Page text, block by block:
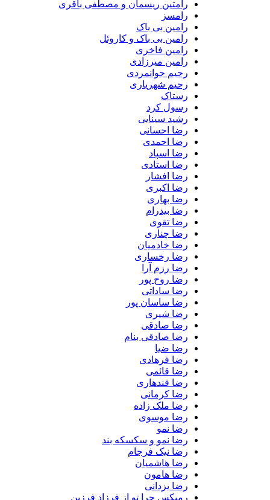
رامتین ریسمان و مصطفی باقری
رامسز
رامین بی باک
رامین بی باک و کاروئل
رامین فاخری
رامین میرزادی
رحیم جوانمردی
رحیم شهریاری
رستاک
رسول کرد
رشید سینایی
رضا احسانی
رضا احمدی
رضا اسپاد
رضا استادی
رضا افشار
رضا اکبری
رضا بهاری
رضا بیدرام
رضا تقوی
رضا چناری
رضا خادمیان
رضا رخساری
رضا رزم آرا
رضا روح پور
رضا ساداتی
رضا ساسان پور
رضا شیری
رضا صادقی
رضا صادقی بنام
رضا ضیا
رضا فرهادی
رضا قائمی
رضا قندهاری
رضا کرمانی
رضا ملک زاده
رضا موسوی
رضا نمو
رضا نمو و سکسکه بند
رضا نیک فرجام
رضا هاشمیان
رضا هامون
رضا یزدانی
رمیکس چرا تو از فرزاد فرزین